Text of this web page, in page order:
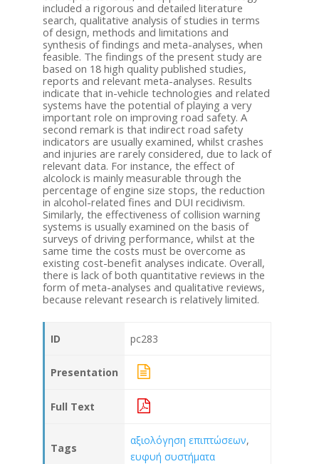
included a rigorous and detailed literature
search, qualitative analysis of studies in terms
of design, methods and limitations and
synthesis of findings and meta-analyses, when
feasible. The findings of the present study are
based on 18 high quality published studies,
reports and relevant meta-analyses. Results
indicate that in-vehicle technologies and related
systems have the potential of playing a very
important role on improving road safety. A
second remark is that indirect road safety
indicators are usually examined, whilst crashes
and injuries are rarely considered, due to lack of
relevant data. For instance, the effect of
alcolock is mainly measurable through the
percentage of engine size stops, the reduction
in alcohol-related fines and DUI recidivism.
Similarly, the effectiveness of collision warning
systems is usually examined on the basis of
surveys of driving performance, whilst at the
same time the costs must be overcome as
existing cost-benefit analyses indicate. Overall,
there is lack of both quantitative reviews in the
form of meta-analyses and qualitative reviews,
because relevant research is relatively limited.
ID pc283
Presentation
Full Text
Tags
αξιολόγηση επιπτώσεων,
ευφυή συστήματα